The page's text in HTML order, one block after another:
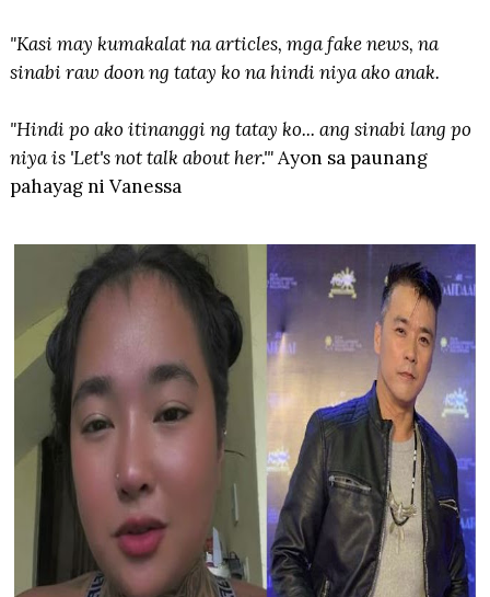
"Kasi may kumakalat na articles, mga fake news, na
sinabi raw doon ng tatay ko na hindi niya ako anak.
"Hindi po ako itinanggi ng tatay ko... ang sinabi lang po
niya is 'Let's not talk about her.'"Ayon sa paunang
pahayag ni Vanessa